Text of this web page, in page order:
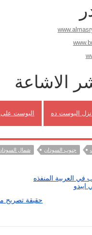
الاشاعة
البوست ده البوست
جنوب السودان شمال
في العربية المنفذه
ايبدو
حقيقة تصريح